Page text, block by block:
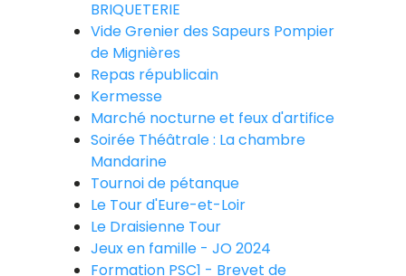
BRIQUETERIE
Vide Grenier des Sapeurs Pompier
de Mignières
Repas républicain
Kermesse
Marché nocturne et feux d'artifice
Soirée Théâtrale : La chambre
Mandarine
Tournoi de pétanque
Le Tour d'Eure-et-Loir
Le Draisienne Tour
Jeux en famille - JO 2024
Formation PSC1 - Brevet de